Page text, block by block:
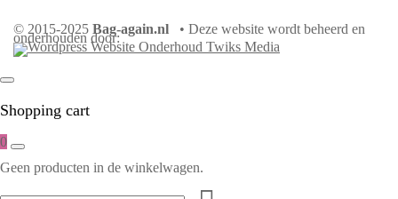
© 2015-2025 Bag-again.nl • Deze website wordt beheerd en
onderhouden door:
Shopping cart
0
Geen producten in de winkelwagen.